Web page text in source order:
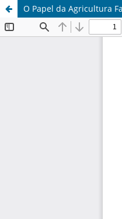
O Papel da Agricultura